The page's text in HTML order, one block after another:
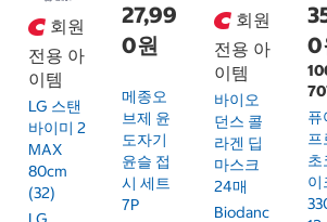
회원
전용 아
이템
LG 스탠
바이미 2
MAX
80cm
(32)
27,99
0원
메종오
브제 윤
도자기
윤슬 접
시 세트
7P
회원
전용 아
이템
바이오
던스 콜
라겐 딥
마스크
24매
Biodanc
0
퓨
프
초
이